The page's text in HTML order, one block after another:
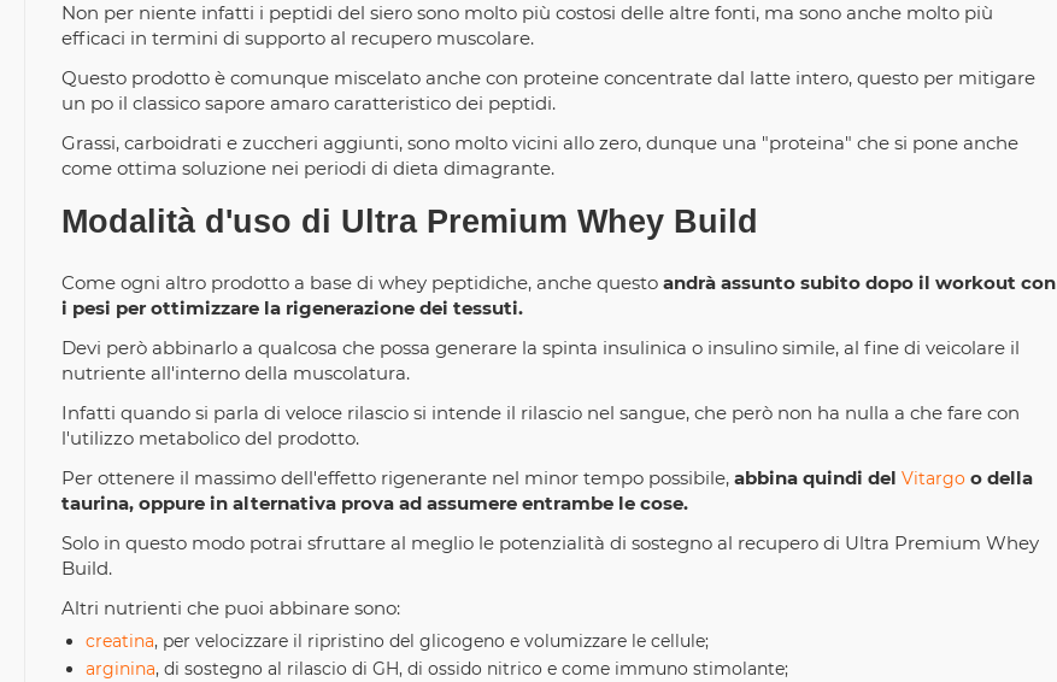
Non per niente infatti i peptidi del siero sono molto più costosi delle altre fonti, ma sono anche molto più
efficaci in termini di supporto al recupero muscolare.
Questo prodotto è comunque miscelato anche con proteine concentrate dal latte intero, questo per mitigare
un po il classico sapore amaro caratteristico dei peptidi.
Grassi, carboidrati e zuccheri aggiunti, sono molto vicini allo zero, dunque una "proteina" che si pone anche
come ottima soluzione nei periodi di dieta dimagrante.
Modalità d'uso di Ultra Premium Whey Build
Come ogni altro prodotto a base di whey peptidiche, anche questo andrà assunto subito dopo il workout con
i pesi per ottimizzare la rigenerazione dei tessuti.
Devi però abbinarlo a qualcosa che possa generare la spinta insulinica o insulino simile, al fine di veicolare il
nutriente all'interno della muscolatura.
Infatti quando si parla di veloce rilascio si intende il rilascio nel sangue, che però non ha nulla a che fare con
l'utilizzo metabolico del prodotto.
Per ottenere il massimo dell'effetto rigenerante nel minor tempo possibile, abbina quindi del Vitargo o della
taurina, oppure in alternativa prova ad assumere entrambe le cose.
Solo in questo modo potrai sfruttare al meglio le potenzialità di sostegno al recupero di Ultra Premium Whey
Build.
Altri nutrienti che puoi abbinare sono:
creatina, per velocizzare il ripristino del glicogeno e volumizzare le cellule;
arginina, di sostegno al rilascio di GH, di ossido nitrico e come immuno stimolante;